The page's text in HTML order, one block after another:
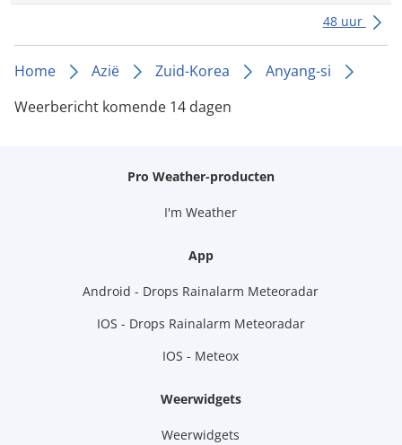
48 uur
Home Azië Zuid-Korea
Anyang-si
Weerbericht komende 14 dagen
Pro Weather-producten
I'm Weather
App
Android - Drops Rainalarm Meteoradar
IOS - Drops Rainalarm Meteoradar
IOS - Meteox
Weerwidgets
Weerwidgets